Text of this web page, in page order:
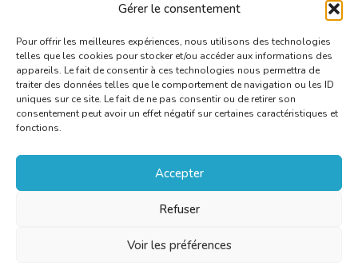
Gérer le consentement
Pour offrir les meilleures expériences, nous utilisons des technologies
telles que les cookies pour stocker et/ou accéder aux informations des
appareils. Le fait de consentir à ces technologies nous permettra de
traiter des données telles que le comportement de navigation ou les ID
uniques sur ce site. Le fait de ne pas consentir ou de retirer son
consentement peut avoir un effet négatif sur certaines caractéristiques et
fonctions.
Accepter
Refuser
Voir les préférences